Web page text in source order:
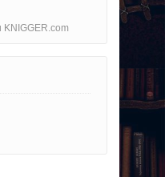
KNIGGER.com